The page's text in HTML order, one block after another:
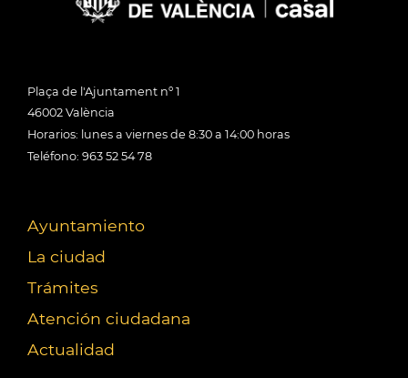
Plaça de l'Ajuntament nº 1
46002 València
Horarios: lunes a viernes de 8:30 a 14:00 horas
Teléfono: 963 52 54 78
Ayuntamiento
La ciudad
Trámites
Atención ciudadana
Actualidad